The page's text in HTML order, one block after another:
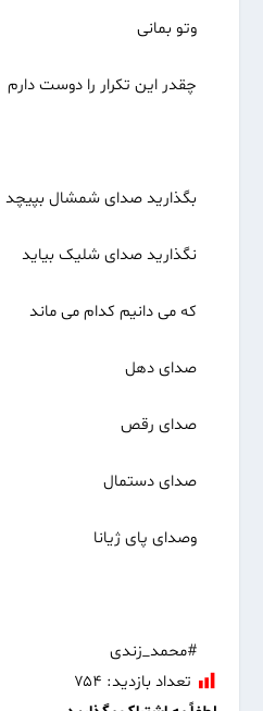
وتو بمانی
چقدر این تکرار را دوست دارم
بگذارید صدای شمشال بپیچد
نگذارید صدای شلیک بیاید
که می دانیم کدام می ماند
صدای دهل
صدای رقص
صدای دستمال
وصدای پای ژیانا
#محمد_زندی
تعداد بازدید: ۷۵۴